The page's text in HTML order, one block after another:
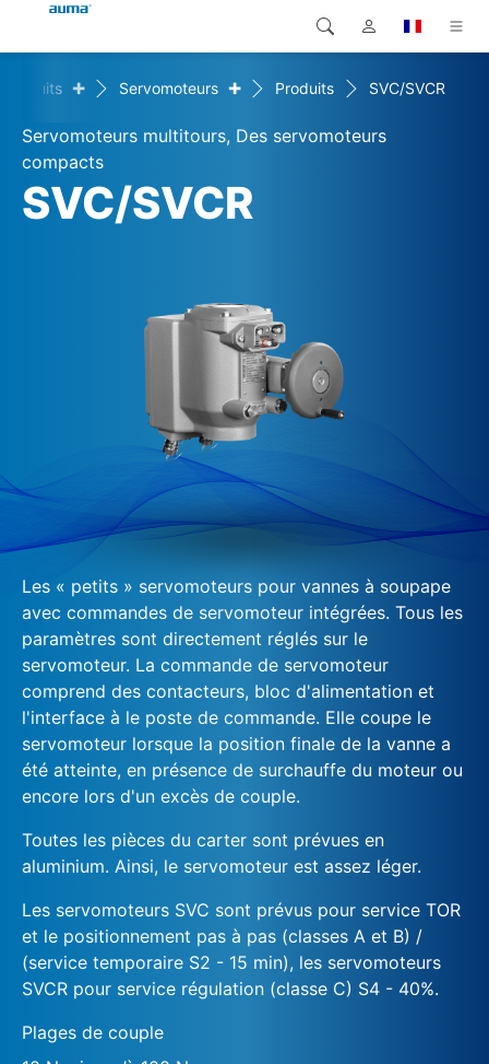
Produits
Solutions
Téléchargements
Global
Europe
Asie et Océanie
Recherche
Produits + Servomoteurs + Produits SVC/SVCR
Servomoteurs multitours, Des servomoteurs
compacts
SVC/SVCR
Les « petits » servomoteurs pour vannes à soupape
avec commandes de servomoteur intégrées. Tous les
paramètres sont directement réglés sur le
servomoteur. La commande de servomoteur
comprend des contacteurs, bloc d'alimentation et
l'interface à le poste de commande. Elle coupe le
servomoteur lorsque la position finale de la vanne a
été atteinte, en présence de surchauffe du moteur ou
encore lors d'un excès de couple.
Toutes les pièces du carter sont prévues en
aluminium. Ainsi, le servomoteur est assez léger.
Les servomoteurs SVC sont prévus pour service TOR
et le positionnement pas à pas (classes A et B) /
(service temporaire S2 - 15 min), les servomoteurs
SVCR pour service régulation (classe C) S4 - 40%.
Plages de couple